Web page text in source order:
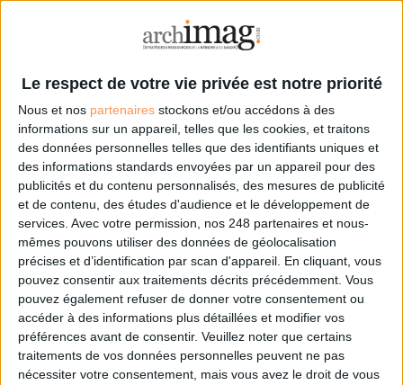
Le respect de votre vie privée est notre priorité
Nous et nos partenaires stockons et/ou accédons à des
informations sur un appareil, telles que les cookies, et traitons
des données personnelles telles que des identifiants uniques et
des informations standards envoyées par un appareil pour des
publicités et du contenu personnalisés, des mesures de publicité
et de contenu, des études d'audience et le développement de
services. Avec votre permission, nos 248 partenaires et nous-
mêmes pouvons utiliser des données de géolocalisation
précises et d’identification par scan d'appareil. En cliquant, vous
pouvez consentir aux traitements décrits précédemment. Vous
pouvez également refuser de donner votre consentement ou
accéder à des informations plus détaillées et modifier vos
préférences avant de consentir. Veuillez noter que certains
traitements de vos données personnelles peuvent ne pas
nécessiter votre consentement, mais vous avez le droit de vous
abonnant sur ce site web ou en consultant notre politique
de confidentialité.
Déjà abonné.e ?Connectez-vous
Sur le même sujet:
Le ministère de la Transformation et de la Fonction publiques publie son
plan d’action logiciels libres et communs numériques
0 Commentaire
Logiciel Libre
Europe
Règlementation
Open Source